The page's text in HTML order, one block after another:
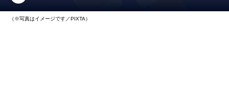
（※写真はイメージです／PIXTA）